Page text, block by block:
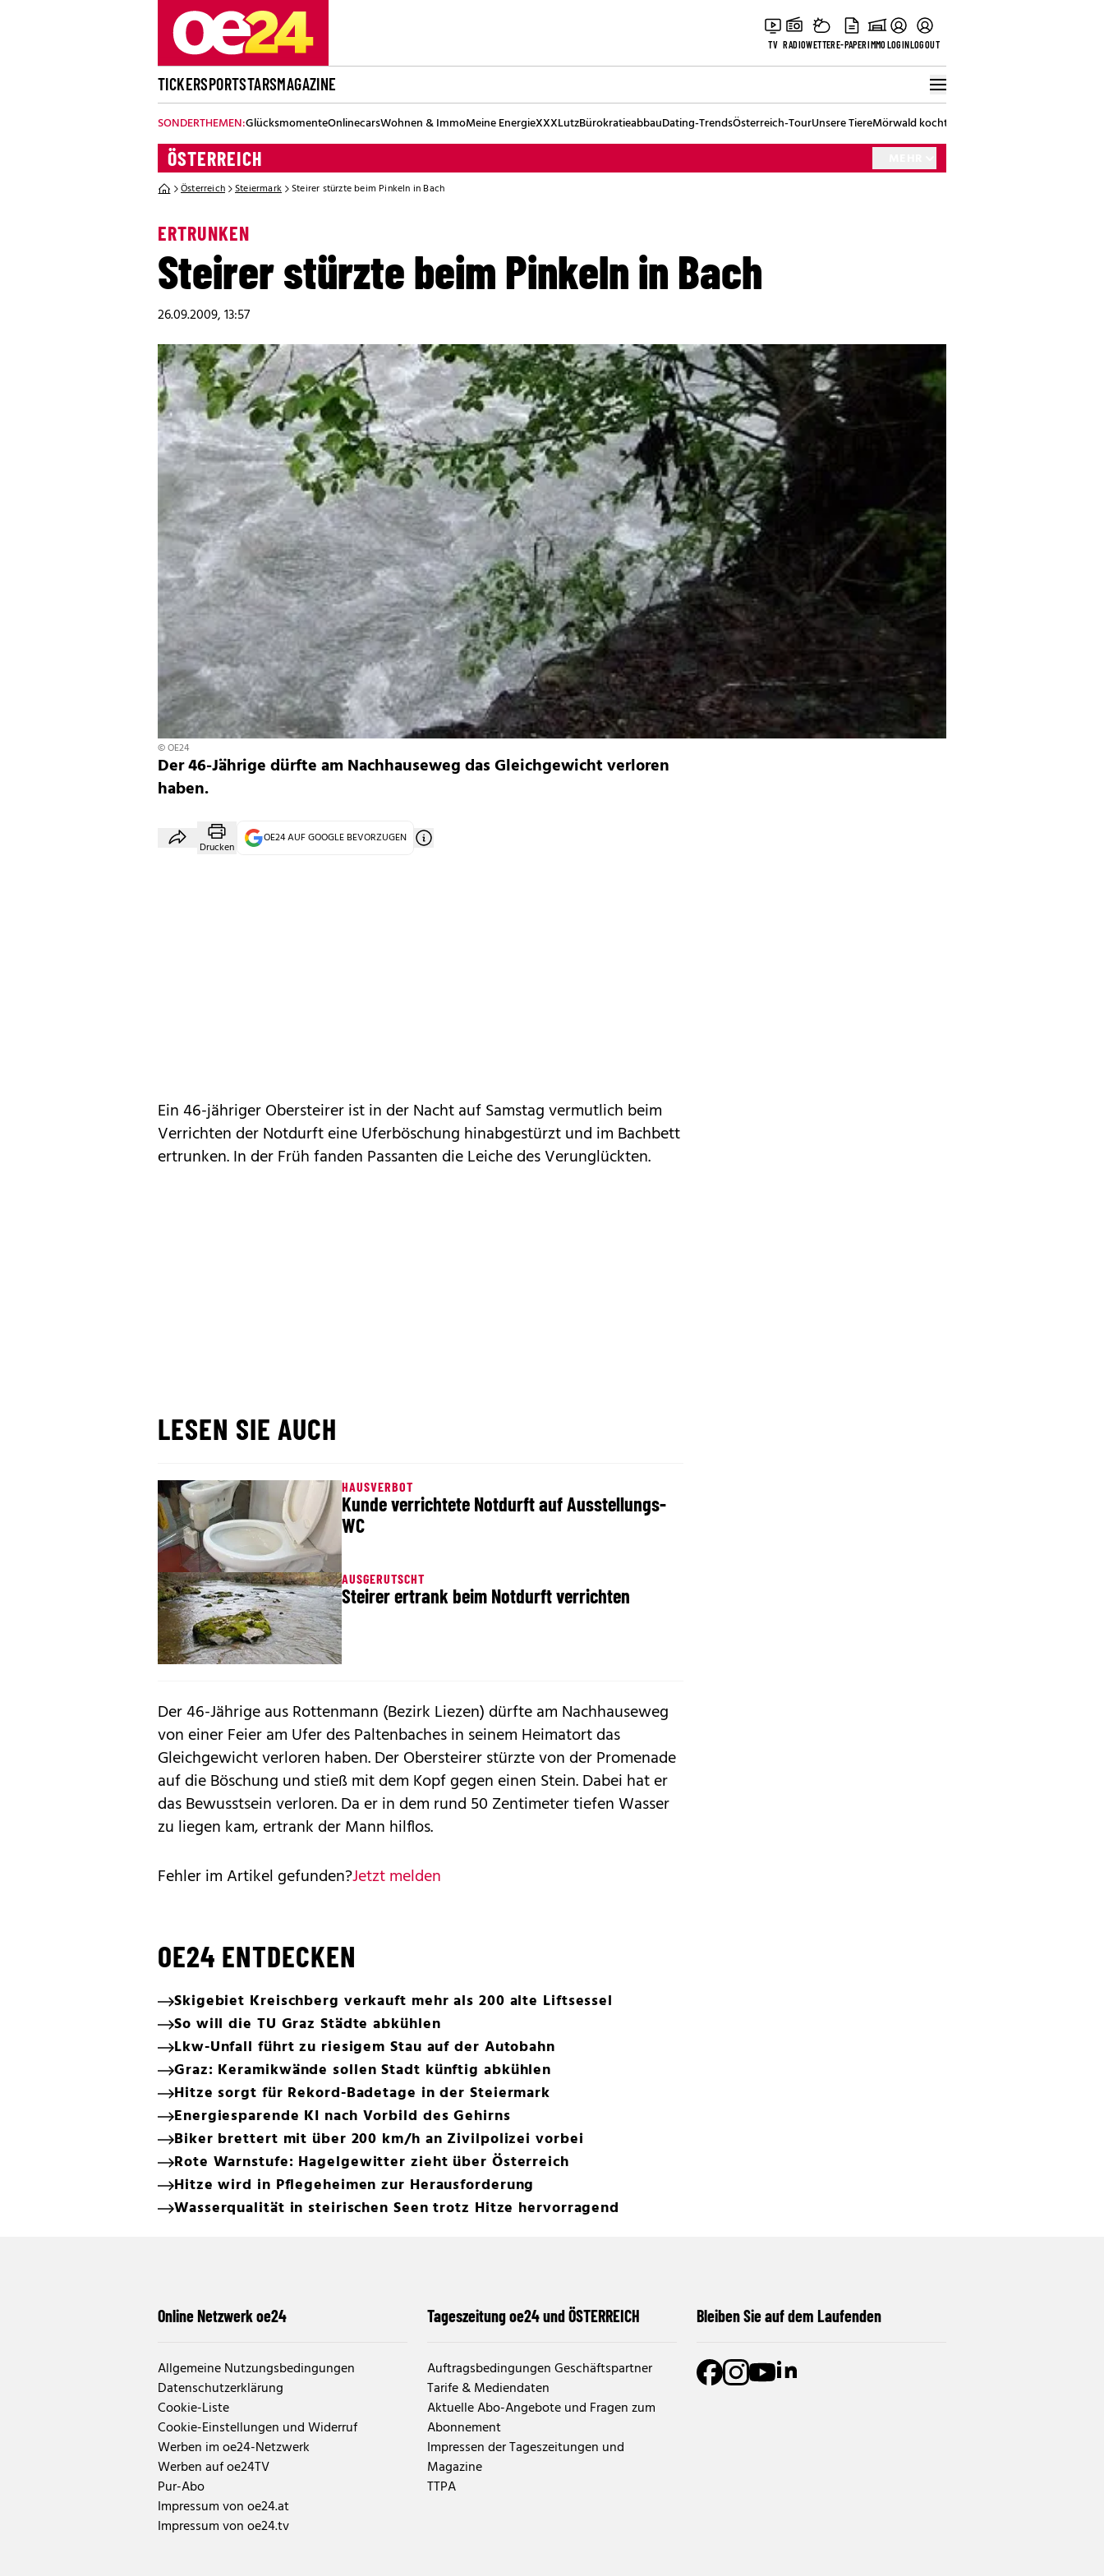
TV RADIOWETTERE-PAPERIMMOLOGINLOGOUT
TICKERSPORTSTARSMAGAZINE
SONDERTHEMEN:GlücksmomenteOnlinecarsWohnen & ImmoMeine EnergieXXXLutzBürokratieabbauDating-TrendsÖsterreich-TourUnsere TiereMörwald kocht
ÖSTERREICH
Österreich Steiermark Steirer stürzte beim Pinkeln in Bach
ERTRUNKEN
Steirer stürzte beim Pinkeln in Bach
26.09.2009, 13:57
© OE24
Der 46-Jährige dürfte am Nachhauseweg das Gleichgewicht verloren
haben.
Drucken
OE24 AUF GOOGLE BEVORZUGEN
Ein 46-jähriger Obersteirer ist in der Nacht auf Samstag vermutlich beim
Verrichten der Notdurft eine Uferböschung hinabgestürzt und im Bachbett
ertrunken. In der Früh fanden Passanten die Leiche des Verunglückten.
LESEN SIE AUCH
HAUSVERBOT
Kunde verrichtete Notdurft auf Ausstellungs-
WC
AUSGERUTSCHT
Steirer ertrank beim Notdurft verrichten
Der 46-Jährige aus Rottenmann (Bezirk Liezen) dürfte am Nachhauseweg
von einer Feier am Ufer des Paltenbaches in seinem Heimatort das
Gleichgewicht verloren haben. Der Obersteirer stürzte von der Promenade
auf die Böschung und stieß mit dem Kopf gegen einen Stein. Dabei hat er
das Bewusstsein verloren. Da er in dem rund 50 Zentimeter tiefen Wasser
zu liegen kam, ertrank der Mann hilflos.
Fehler im Artikel gefunden?Jetzt melden
OE24 ENTDECKEN
Skigebiet Kreischberg verkauft mehr als 200 alte Liftsessel
So will die TU Graz Städte abkühlen
Lkw-Unfall führt zu riesigem Stau auf der Autobahn
Graz: Keramikwände sollen Stadt künftig abkühlen
Hitze sorgt für Rekord-Badetage in der Steiermark
Energiesparende KI nach Vorbild des Gehirns
Biker brettert mit über 200 km/h an Zivilpolizei vorbei
Rote Warnstufe: Hagelgewitter zieht über Österreich
Hitze wird in Pflegeheimen zur Herausforderung
Wasserqualität in steirischen Seen trotz Hitze hervorragend
Online Netzwerk oe24
Allgemeine Nutzungsbedingungen
Datenschutzerklärung
Cookie-Liste
Cookie-Einstellungen und Widerruf
Werben im oe24-Netzwerk
Werben auf oe24TV
Pur-Abo
Impressum von oe24.at
Impressum von oe24.tv
Tageszeitung oe24 und ÖSTERREICH
Auftragsbedingungen Geschäftspartner
Tarife & Mediendaten
Aktuelle Abo-Angebote und Fragen zum
Abonnement
Impressen der Tageszeitungen und
Magazine
TTPA
Bleiben Sie auf dem Laufenden